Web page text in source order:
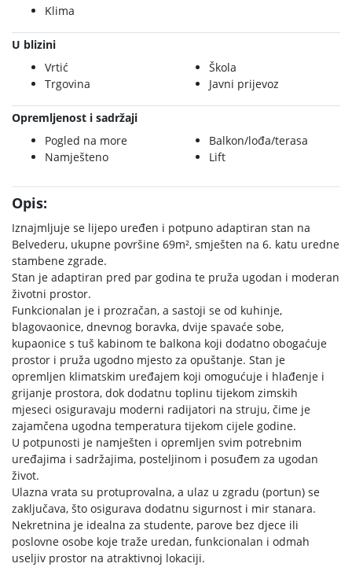
Klima
U blizini
Vrtić
Škola
Trgovina
Javni prijevoz
Opremljenost i sadržaji
Pogled na more
Balkon/lođa/terasa
Namješteno
Lift
Opis:
Iznajmljuje se lijepo uređen i potpuno adaptiran stan na
Belvederu, ukupne površine 69m², smješten na 6. katu uredne
stambene zgrade.
Stan je adaptiran pred par godina te pruža ugodan i moderan
životni prostor.
Funkcionalan je i prozračan, a sastoji se od kuhinje,
blagovaonice, dnevnog boravka, dvije spavaće sobe,
kupaonice s tuš kabinom te balkona koji dodatno obogaćuje
prostor i pruža ugodno mjesto za opuštanje. Stan je
opremljen klimatskim uređajem koji omogućuje i hlađenje i
grijanje prostora, dok dodatnu toplinu tijekom zimskih
mjeseci osiguravaju moderni radijatori na struju, čime je
zajamčena ugodna temperatura tijekom cijele godine.
U potpunosti je namješten i opremljen svim potrebnim
uređajima i sadržajima, posteljinom i posuđem za ugodan
život.
Ulazna vrata su protuprovalna, a ulaz u zgradu (portun) se
zaključava, što osigurava dodatnu sigurnost i mir stanara.
Nekretnina je idealna za studente, parove bez djece ili
poslovne osobe koje traže uredan, funkcionalan i odmah
useljiv prostor na atraktivnoj lokaciji.